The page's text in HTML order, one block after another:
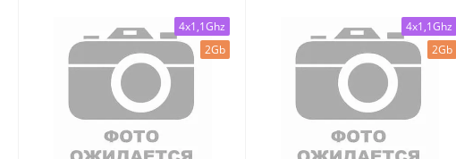
4x1,1Ghz
2Gb
4x1,1Ghz
2Gb